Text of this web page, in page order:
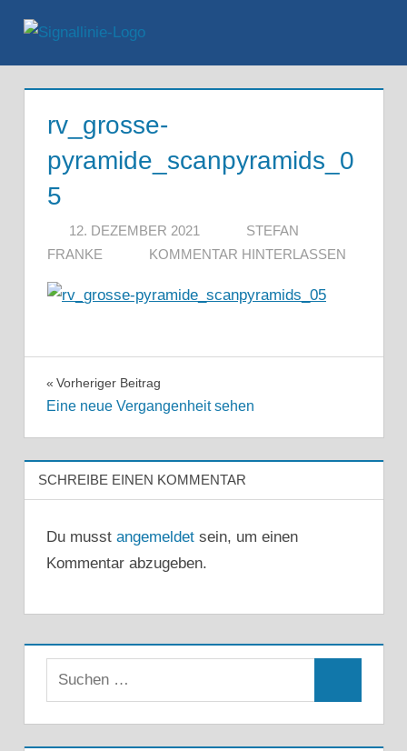
Inhalt
springen
rv_grosse-
pyramide_scanpyramids_0
5
12. DEZEMBER 2021
STEFAN
FRANKE
KOMMENTAR HINTERLASSEN
Beitragsnavigation
Vorheriger Beitrag
Eine neue Vergangenheit sehen
SCHREIBE EINEN KOMMENTAR
Du musst angemeldetsein, um einen
Kommentar abzugeben.